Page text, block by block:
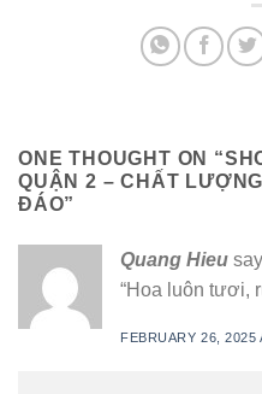
ONE THOUGHT ON “
QUẬN 2 – CHẤT
ĐÁO”
Quang Hieu
“Hoa luôn tươi,
FEBRUARY 26, 2025